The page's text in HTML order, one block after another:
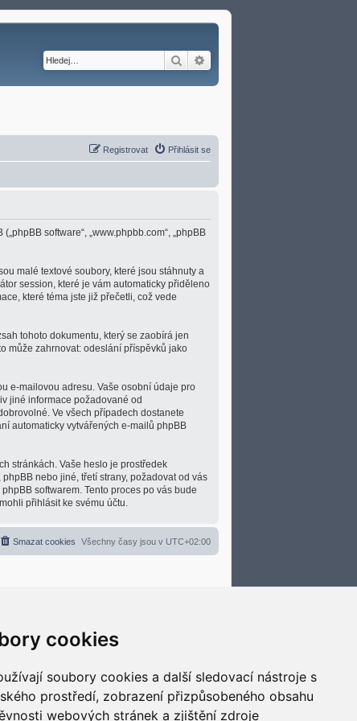
cookies
soubory cookies a další sledovací nástroje s
prostředí, zobrazení přizpůsobeného obsahu
webových stránek a zjištění zdroje
Hledat
Přihlásit se
Registrovat
software“, „www.phpbb.com“, „phpBB
malé textové soubory, které jsou stáhnuty a
session, které je vám automaticky přiděleno
které téma jste již přečetli, což vede
tohoto dokumentu, který se zaobírá jen
může zahrnovat: odeslání příspěvků jako
e-mailovou adresu. Vaše osobní údaje pro
jiné informace požadované od
Ve všech případech dostanete
automaticky vytvářených e-mailů phpBB
stránkách. Vaše heslo je prostředek
nebo jiné, třetí strany, požadovat od vás
softwarem. Tento proces po vás bude
přihlásit ke svému účtu.
Všechny časy jsou v UTC+02:00
Smazat cookies